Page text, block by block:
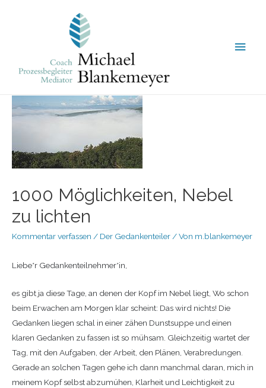
1000 Möglichkeiten, Nebel
zu lichten
Kommentar verfassen / Der Gedankenteiler / Von m.blankemeyer
Liebe*r Gedankenteilnehmer*in,
es gibt ja diese Tage, an denen der Kopf im Nebel liegt, Wo schon
beim Erwachen am Morgen klar scheint: Das wird nichts! Die
Gedanken liegen schal in einer zähen Dunstsuppe und einen
klaren Gedanken zu fassen ist so mühsam. Gleichzeitig wartet der
Tag, mit den Aufgaben, der Arbeit, den Plänen, Verabredungen.
Gerade an solchen Tagen gehe ich dann manchmal daran, mich in
meinem Kopf selbst abzumühen, Klarheit und Leichtigkeit zu